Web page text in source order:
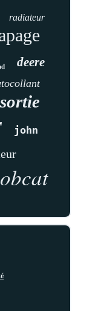
radiateur
deere
sortie
john